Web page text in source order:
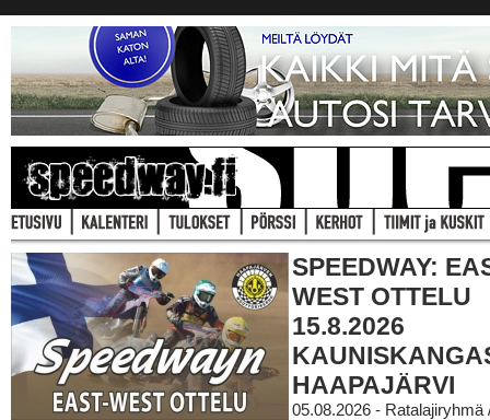
SPEEDWAY:
WEST OTTELU
15.8.2026
HAAPAJÄRVI
05.08.2026 - Ratalajiryhmä